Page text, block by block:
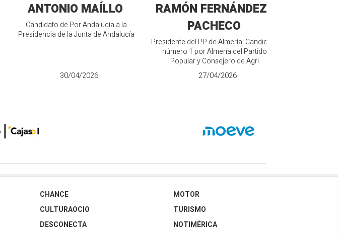
ANTONIO MAÍLLO
Candidato de Por Andalucía a la
Presidencia de la Junta de Andalucía
30/04/2026
RAMÓN FERNÁNDEZ-
PACHECO
Presidente del PP de Almería, Candidato
número 1 por Almería del Partido
Popular y Consejero de Agri
27/04/2026
CHANCE
CULTURAOCIO
DESCONECTA
MOTOR
TURISMO
NOTIMÉRICA